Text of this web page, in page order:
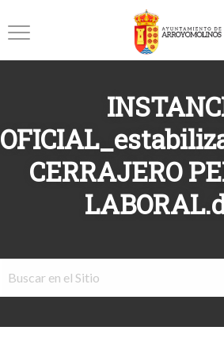
CERRAJERO